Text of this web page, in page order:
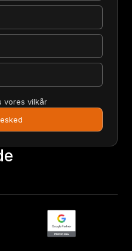
vores vilkår